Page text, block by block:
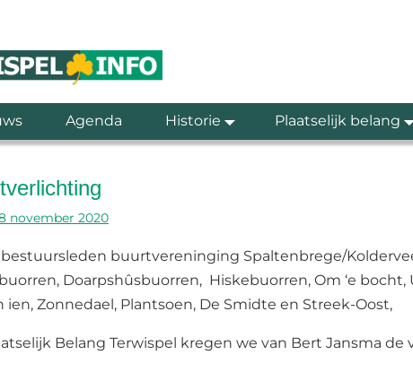
Agenda Historie Plaatselijk belang
november 2020
buurtvereninging Spaltenbrege/
Doarpshûsbuorren, Hiskebuorren, Om ‘e bocht,
ien, Zonnedael, Plantsoen, De Smidte en Streek-Oost,
Belang Terwispel kregen we van Bert Jansma de